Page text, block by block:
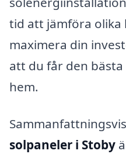
tid att jämföra olika
maximera din
att du får den
hem.
solpaneler i Stoby